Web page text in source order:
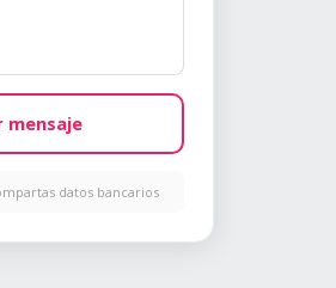
mensaje
datos bancarios